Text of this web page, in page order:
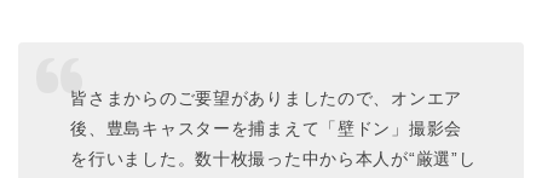
皆さまからのご要望がありましたので、オンエア
後、豊島キャスターを捕まえて「壁ドン」撮影会
を行いました。数十枚撮った中から本人が“厳選”し